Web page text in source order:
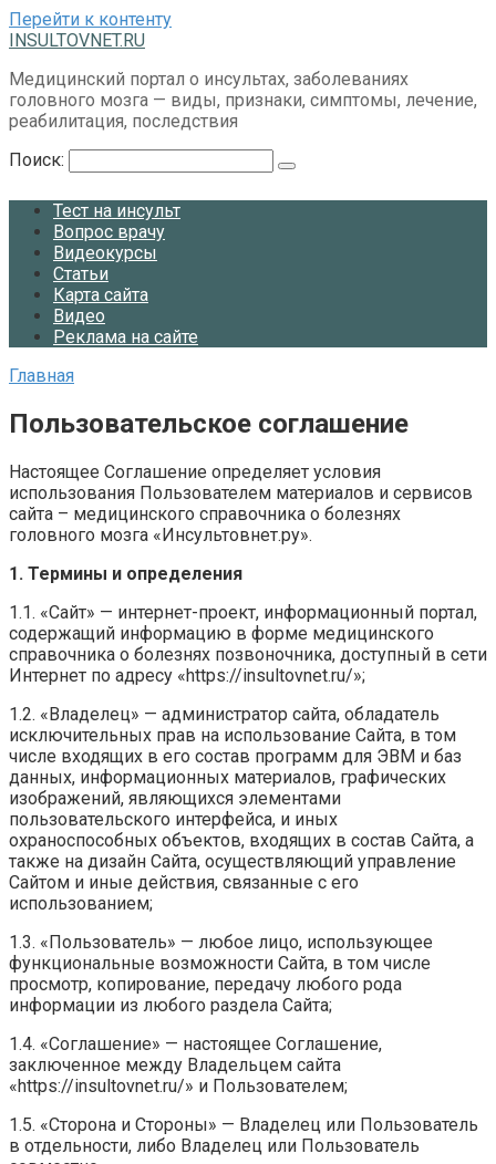
Перейти к контенту
INSULTOVNET.RU
Медицинский портал о инсультах, заболеваниях
головного мозга — виды, признаки, симптомы, лечение,
реабилитация, последствия
Поиск:
Тест на инсульт
Вопрос врачу
Видеокурсы
Статьи
Карта сайта
Видео
Реклама на сайте
Главная
Пользовательское соглашение
Настоящее Соглашение определяет условия
использования Пользователем материалов и сервисов
сайта – медицинского справочника о болезнях
головного мозга «Инсультовнет.ру».
1. Термины и определения
1.1. «Сайт» — интернет-проект, информационный портал,
содержащий информацию в форме медицинского
справочника о болезнях позвоночника, доступный в сети
Интернет по адресу «https://insultovnet.ru/»;
1.2. «Владелец» — администратор сайта, обладатель
исключительных прав на использование Сайта, в том
числе входящих в его состав программ для ЭВМ и баз
данных, информационных материалов, графических
изображений, являющихся элементами
пользовательского интерфейса, и иных
охраноспособных объектов, входящих в состав Сайта, а
также на дизайн Сайта, осуществляющий управление
Сайтом и иные действия, связанные с его
использованием;
1.3. «Пользователь» — любое лицо, использующее
функциональные возможности Сайта, в том числе
просмотр, копирование, передачу любого рода
информации из любого раздела Сайта;
1.4. «Соглашение» — настоящее Соглашение,
заключенное между Владельцем сайта
«https://insultovnet.ru/» и Пользователем;
1.5. «Сторона и Стороны» — Владелец или Пользователь
в отдельности, либо Владелец или Пользователь